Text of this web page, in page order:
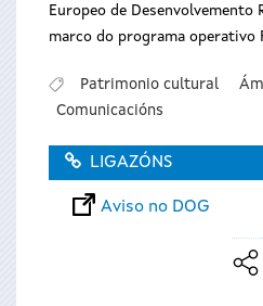
Europeo de Desenvolvemento
marco do programa operativo
Patrimonio cultural
Comunicacións
LIGAZÓNS
Aviso no DOG